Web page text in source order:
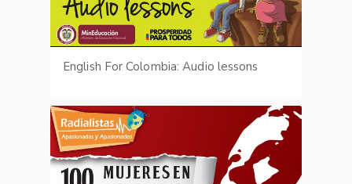
English For Colombia: Audio lessons